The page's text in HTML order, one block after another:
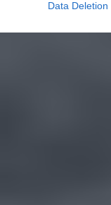
Data Deletion